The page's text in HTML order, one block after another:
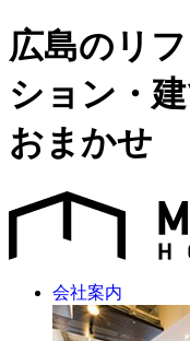
広島のリ
ション・
おまかせ
会社案内